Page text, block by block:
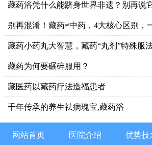
藏药浴凭什么能跻身世界非遗？别再说
别再混淆！藏药≠中药，4大核心区别，
藏药小药丸大智慧，藏药“丸剂”特殊服
藏药为何要碾碎服用？
藏医药以藏药疗法造福患者
千年传承的养生祛病瑰宝,藏药浴
网站首页 医院介绍 优势技